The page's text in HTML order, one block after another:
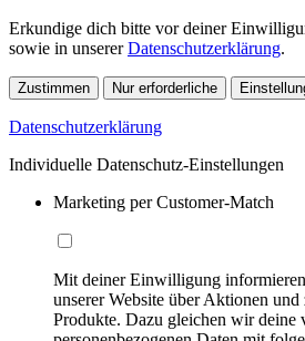
Erkundige dich bitte vor deiner
sowie in unsererDatenschutzerklärung.
Zustimmen Nur erforderliche
Datenschutzerklärung
Individuelle Datenschutz-Einstellungen
Marketing per Customer-Match
Mit deiner Einwilligung
unserer Website über Aktionen
Produkte. Dazu gleichen wir deine